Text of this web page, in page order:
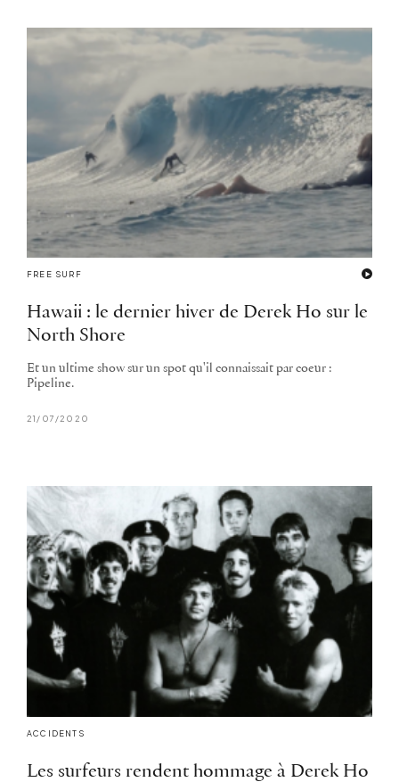
FREE SURF
Hawaii : le dernier hiver de Derek Ho sur le
North Shore
Et un ultime show sur un spot qu'il connaissait par coeur :
Pipeline.
21/07/2020
ACCIDENTS
Les surfeurs rendent hommage à Derek Ho